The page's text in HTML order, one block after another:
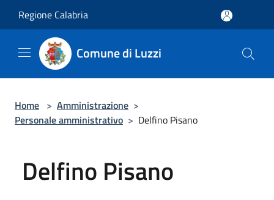
Regione Calabria
Comune di Luzzi
Home > Amministrazione >
Personale amministrativo > Delfino Pisano
Delfino Pisano